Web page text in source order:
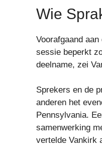
Wie
Voorafgaand
sessie beperkt
deelname, zei
Sprekers en de
anderen het
Pennsylvania.
samenwerking
vertelde Vankirk